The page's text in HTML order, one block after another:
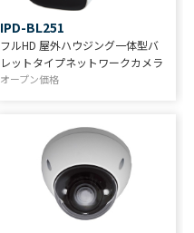
IPD-BL251
フルHD 屋外ハウジング一体型バ
レットタイプネットワークカメラ
オープン価格